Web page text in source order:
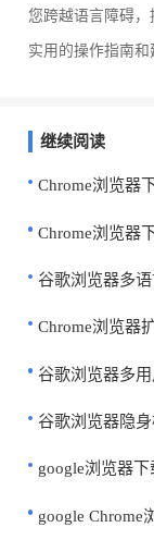
您跨越语言障碍
实用的操作指南和
继续阅读
Chrome浏览器
Chrome浏览器
谷歌浏览器多
Chrome浏览器
谷歌浏览器多
谷歌浏览器隐
google浏览器
google Chrome